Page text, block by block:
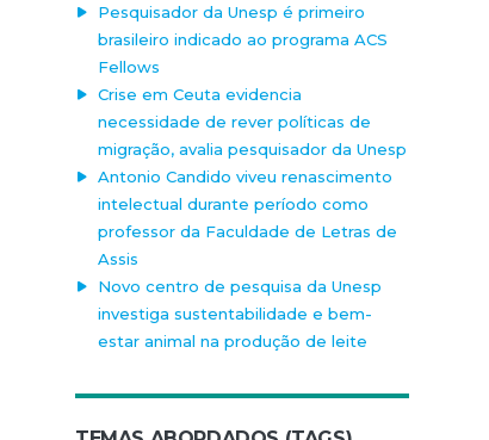
Pesquisador da Unesp é primeiro
brasileiro indicado ao programa ACS
Fellows
Crise em Ceuta evidencia
necessidade de rever políticas de
migração, avalia pesquisador da Unesp
Antonio Candido viveu renascimento
intelectual durante período como
professor da Faculdade de Letras de
Assis
Novo centro de pesquisa da Unesp
investiga sustentabilidade e bem-
estar animal na produção de leite